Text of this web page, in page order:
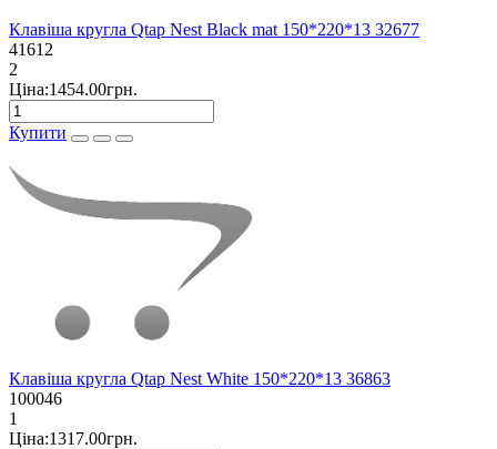
Клавіша кругла Qtap Nest Black mat 150*220*13 32677
41612
2
Ціна:1454.00грн.
Купити
Клавіша кругла Qtap Nest White 150*220*13 36863
100046
1
Ціна:1317.00грн.